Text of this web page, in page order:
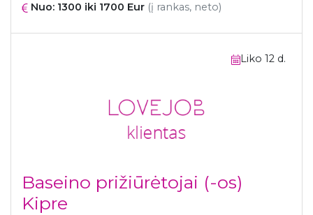
Nuo: 1300 iki 1700 Eur (į rankas, neto)
Liko 12 d.
Baseino prižiūrėtojai (-os)
Kipre